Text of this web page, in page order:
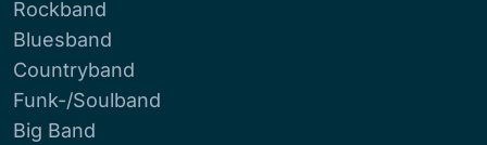
Rockband
Bluesband
Countryband
Funk-/Soulband
Big Band